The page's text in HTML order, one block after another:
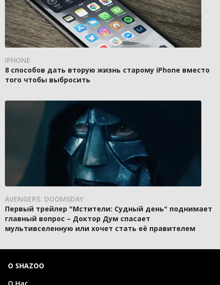
IPHONE
8 способов дать вторую жизнь старому iPhone вместо
того чтобы выбросить
AVENGERS: DOOMSDAY
Первый трейлер "Мстители: Судный день" поднимает
главный вопрос – Доктор Дум спасает
мультивселенную или хочет стать её правителем
О SHAZOO